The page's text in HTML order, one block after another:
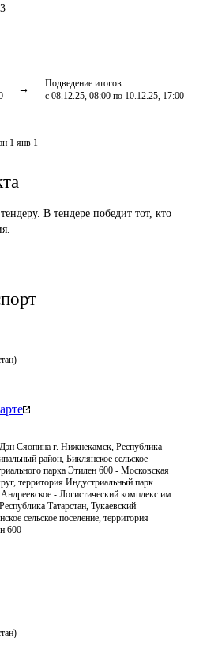
Подведение итогов
с 08.12.25, 08:00 по 10.12.25, 17:00
1 янв 1
В тендере победит тот, кто
Сяопина г. Нижнекамск, Республика
район, Биклянское сельское
парка Этилен 600 - Московская
территория Индустриальный парк
- Логистический комплекс им.
Татарстан, Тукаевский
сельское поселение, территория
600